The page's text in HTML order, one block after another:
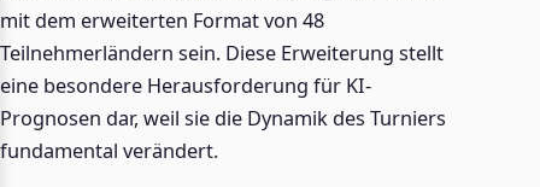
mit dem erweiterten Format von 48
Teilnehmerländern sein. Diese Erweiterung stellt
eine besondere Herausforderung für KI-
Prognosen dar, weil sie die Dynamik des Turniers
fundamental verändert.